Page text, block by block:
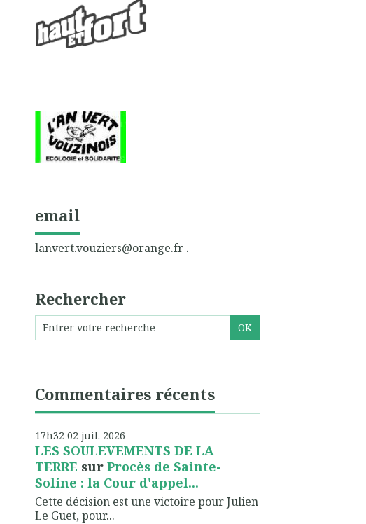
email
lanvert.vouziers@orange.fr .
Rechercher
Commentaires récents
17h32 02 juil. 2026
LES SOULEVEMENTS DE LA
TERRE sur Procès de Sainte-
Soline : la Cour d'appel...
Cette décision est une victoire pour Julien
Le Guet, pour...